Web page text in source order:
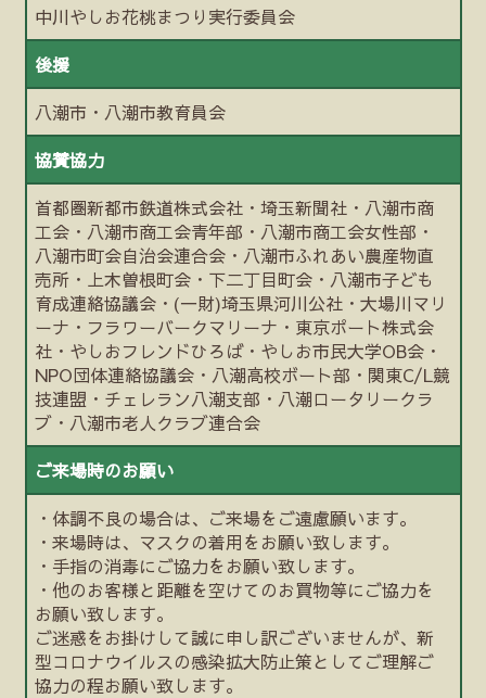
中川やしお花桃まつり実行委員会
後援
八潮市・八潮市教育員会
協賛協力
首都圏新都市鉄道株式会社・埼玉新聞社・八潮市商
工会・八潮市商工会青年部・八潮市商工会女性部・
八潮市町会自治会連合会・八潮市ふれあい農産物直
売所・上木曽根町会・下二丁目町会・八潮市子ども
育成連絡協議会・(一財)埼玉県河川公社・大場川マリ
ーナ・フラワーバークマリーナ・東京ポート株式会
社・やしおフレンドひろば・やしお市民大学OB会・
NPO団体連絡協議会・八潮高校ボート部・関東C/L競
技連盟・チェレラン八潮支部・八潮ロータリークラ
ブ・八潮市老人クラブ連合会
ご来場時のお願い
・体調不良の場合は、ご来場をご遠慮願います。
・来場時は、マスクの着用をお願い致します。
・手指の消毒にご協力をお願い致します。
・他のお客様と距離を空けてのお買物等にご協力を
お願い致します。
ご迷惑をお掛けして誠に申し訳ございませんが、新
型コロナウイルスの感染拡大防止策としてご理解ご
協力の程お願い致します。